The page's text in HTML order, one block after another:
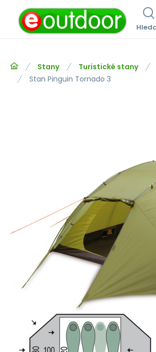
Stany Turistické stany
Stan Pinguin Tornado 3